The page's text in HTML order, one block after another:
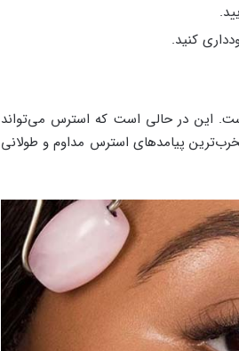
کنید.
این در حالی است که استرس می‌تواند
پیامدهای استرس مداوم و طولانی